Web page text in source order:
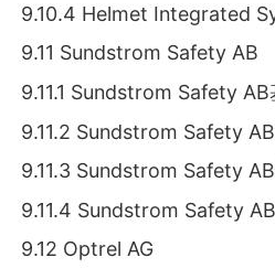
9.10.4 Helmet Integrated
9.11 Sundstrom Safety AB
9.11.1 Sundstrom Safety
9.11.2 Sundstrom Safety
9.11.3 Sundstrom Safety
9.11.4 Sundstrom Safety
9.12 Optrel AG